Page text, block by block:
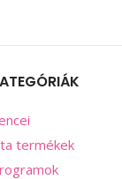
termékek